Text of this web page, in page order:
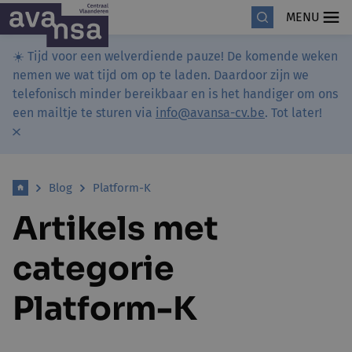
MENU
☀️ Tijd voor een welverdiende pauze! De komende weken
nemen we wat tijd om op te laden. Daardoor zijn we
telefonisch minder bereikbaar en is het handiger om ons
een mailtje te sturen via info@avansa-cv.be. Tot later!
Blog Platform-K
Artikels met
categorie
Platform-K